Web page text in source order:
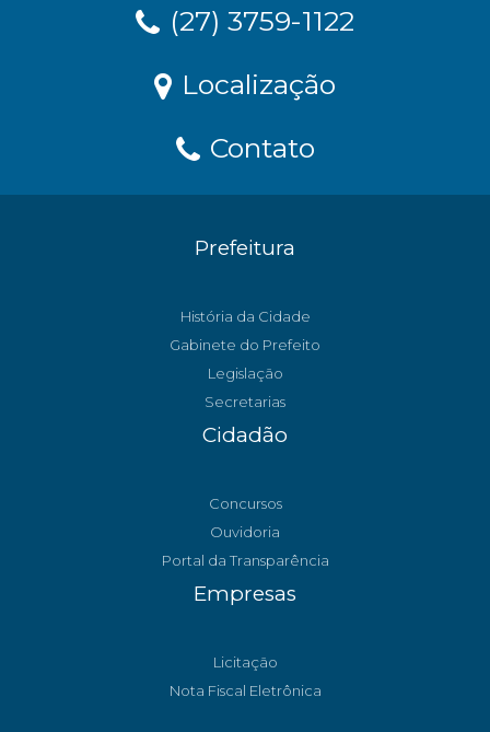
(27) 3759-1122
Localização
Contato
Prefeitura
História da Cidade
Gabinete do Prefeito
Legislação
Secretarias
Cidadão
Concursos
Ouvidoria
Portal da Transparência
Empresas
Licitação
Nota Fiscal Eletrônica